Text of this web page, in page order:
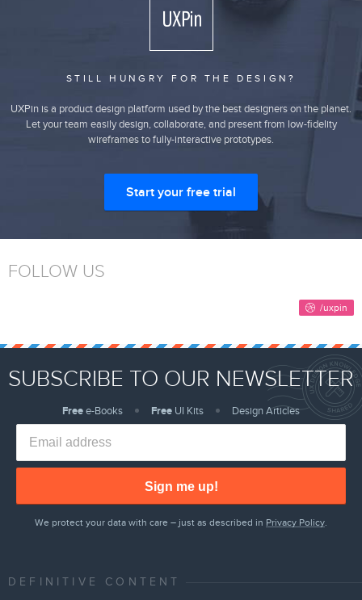
STILL HUNGRY FOR THE DESIGN?
UXPin is a product design platform used by the best designers on the planet.
Let your team easily design, collaborate, and present from low-fidelity
wireframes to fully-interactive prototypes.
Start your free trial
FOLLOW US
SUBSCRIBE TO OUR NEWSLETTER
Freee-Books Free UI Kits Design Articles
Sign me up!
We protect your data with care – just as described in Privacy Policy.
DEFINITIVE CONTENT